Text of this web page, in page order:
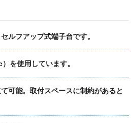
環境方針について
ルフアップ式端子台です。
を使用しています。
可能。取付スペースに制約があると